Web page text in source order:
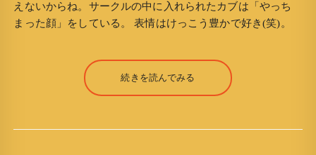
えないからね。サークルの中に入れられたカブは「やっち
まった顔」をしている。 表情はけっこう豊かで好き(笑)。
続きを読んでみる